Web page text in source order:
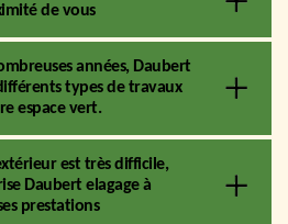
de vous
années, Daubert
types de travaux
espace vert.
est très difficile,
Daubert elagage à
prestations